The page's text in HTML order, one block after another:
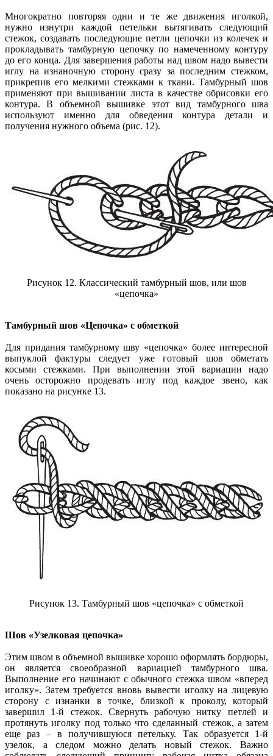
Многократно повторяя одни и те же движения иголкой,
нужно изнутри каждой петельки вытягивать следующий
стежок, создавать последующие петли цепочки из колечек и
прокладывать тамбурную цепочку по намеченному контуру
до его конца. Для завершения работы над швом надо вывести
иглу на изнаночную сторону сразу за последним стежком,
прикрепив его мелкими стежками к ткани. Тамбурный шов
применяют при вышивании листа в качестве обрисовки его
контура. В объемной вышивке этот вид тамбурного шва
используют именно для обведения контура детали и
получения нужного объема (рис. 12).
Рисунок 12. Классический тамбурный шов, или шов
«цепочка»
Тамбурный шов «Цепочка» с обметкой
Для придания тамбурному шву «цепочка» более интересной
выпуклой фактуры следует уже готовый шов обметать
косыми стежками. При выполнении этой вариации надо
очень осторожно продевать иглу под каждое звено, как
показано на рисунке 13.
Рисунок 13. Тамбурный шов «цепочка» с обметкой
Шов «Узелковая цепочка»
Этим швом в объемной вышивке хорошо оформлять бордюры,
он является своеобразной вариацией тамбурного шва.
Выполнение его начинают с обычного стежка швом «вперед
иголку». Затем требуется вновь вывести иголку на лицевую
сторону с изнанки в точке, близкой к проколу, который
завершил 1-й стежок. Свернуть рабочую нитку петлей и
протянуть иголку под только что сделанный стежок, а затем
еще раз – в получившуюся петельку. Так образуется 1-й
узелок, а следом можно делать новый стежок. Важно